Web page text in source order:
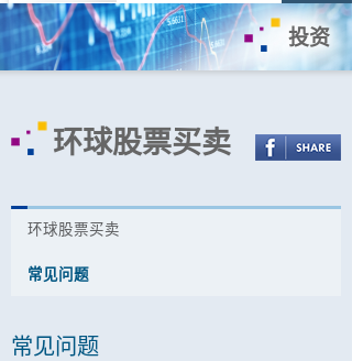
投资
环球股票买卖
环球股票买卖
常见问题
常见问题